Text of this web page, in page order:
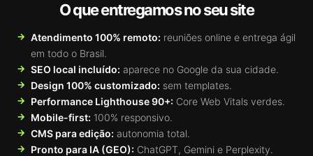
O que entregamos no seu site
Atendimento 100% remoto: reuniões online e entrega ágil
em todo o Brasil.
SEO local incluído: aparece no Google da sua cidade.
Design 100% customizado: sem templates.
Performance Lighthouse 90+: Core Web Vitals verdes.
Mobile-first: 100% responsivo.
CMS para edição: autonomia total.
Pronto para IA (GEO): ChatGPT, Gemini e Perplexity.